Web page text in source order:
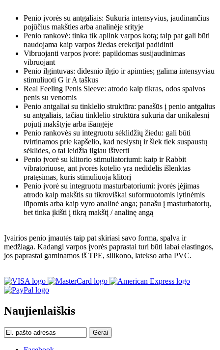
Penio įvorės su antgaliais: Sukuria intensyvius, jaudinančius
pojūčius makšties arba analinėje srityje
Penio rankovė: tinka tik aplink varpos kotą; taip pat gali būti
naudojama kaip varpos žiedas erekcijai padidinti
Vibruojanti varpos įvorė: papildomas susijaudinimas
vibruojant
Penio ilgintuvas: didesnio ilgio ir apimties; galima intensyviau
stimuliuoti G ir A taškus
Real Feeling Penis Sleeve: atrodo kaip tikras, odos spalvos
penis su venomis
Penio antgaliai su tinklelio struktūra: panašūs į penio antgalius
su antgaliais, tačiau tinklelio struktūra sukuria dar unikalesnį
pojūtį makštyje arba išangėje
Penio rankovės su integruotu sėklidžių žiedu: gali būti
tvirtinamos prie kapšelio, kad neslystų ir šiek tiek suspaustų
sėklides, o tai leidžia ilgiau ištverti
Penio įvorė su klitorio stimuliatoriumi: kaip ir Rabbit
vibratoriuose, ant įvorės kotelio yra nedidelis išlenktas
pratęsimas, kuris stimuliuoja klitorį
Penio įvorė su integruotu masturbatoriumi: įvorės įėjimas
atrodo kaip makštis su tikroviškai suformuotomis lytinėmis
lūpomis arba kaip vyro analinė anga; panašu į masturbatorių,
bet tinka įkišti į tikrą makštį / analinę angą
Įvairios penio įmautės taip pat skiriasi savo forma, spalva ir
medžiaga. Kadangi varpos įvorės paprastai turi būti labai elastingos,
jos paprastai gaminamos iš TPE, silikono, latekso arba PVC.
Naujienlaiškis
Gerai